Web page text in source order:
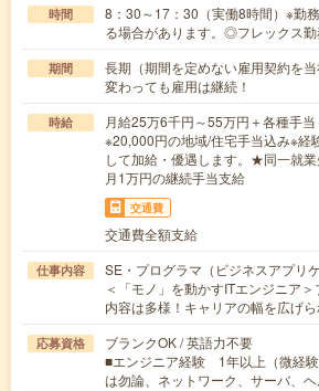
時間
8：30～17：30（実働8時間）※勤
る場合があります。◎フレックス
期間
長期（期間を定めない雇用契約を
変わっても雇用は継続！
時給
月給25万6千円～55万円＋各種手当
※20,000円の地域/住宅手当込み※経
して加給・優遇します。★同一就
月1万円の継続手当支給
交通費
交通費全額支給
仕事内容
SE・プログラマ（ビジネスアプリ
＜「モノ」を動かすITエンジニア
内容は多様！キャリアの幅を広げ
応募資格
ブランクOK / 英語力不要
■エンジニア経験 1年以上（微経
は勿論、ネットワーク、サーバ、